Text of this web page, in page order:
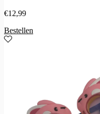
€12,99
Bestellen